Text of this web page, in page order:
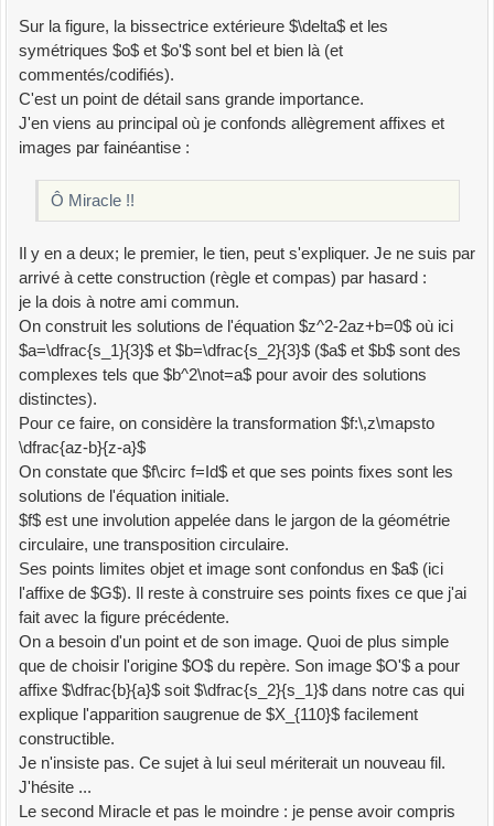
3*s1*s2*s3 + s2^3))
Delta=s2^2*(s1^2-3*s2)*(s2^2-3*s1*s3)
d2=(s1^2-3*s2)*(s2^2-3*s1*s3)
syms d % Delta=(s2*d)^2
% z1=(s1*s2^2-s2*d)/(3*s2^2) donc:
z1=(s1*s2-d)/(3*s2); z2=(s1*s2+d)/(3*s2);
z1B=gB*z1/g; z2B=gB*z2/g;
% On trouve:
Eq2=3*(s1^3*s3-s2^3)*z*zB + s1*(-s1^2*s2+3*s2^2
+ d*s1)*z - s2*(3*s1^2*s3-s1*s2^2 + d*s2)*zB;
% Eq2=0 est l'équation du cercle
%------------------------------------------------------------------
-----
Eq=Factor(resultant(Eq1,Eq2,zB)/(s1^3*s3-s2^3));
Eq=Factor(subs(Eq,d^2,d2))
% Ô Miracle !! 3*z^2 - 2*s1*z + s2 est en facteur
Sur la figure, la bissectrice extérieure $\delta$ et les
symétriques $o$ et $o'$ sont bel et bien là (et
commentés/codifiés).
C'est un point de détail sans grande importance.
J'en viens au principal où je confonds allègrement affixes et
images par fainéantise :
Ô Miracle !!
Il y en a deux; le premier, le tien, peut s'expliquer. Je ne suis par
arrivé à cette construction (règle et compas) par hasard :
je la dois à notre ami commun.
On construit les solutions de l'équation $z^2-2az+b=0$ où ici
$a=\dfrac{s_1}{3}$ et $b=\dfrac{s_2}{3}$ ($a$ et $b$ sont des
complexes tels que $b^2\not=a$ pour avoir des solutions
distinctes).
Pour ce faire, on considère la transformation $f:\,z\mapsto
\dfrac{az-b}{z-a}$
On constate que $f\circ f=Id$ et que ses points fixes sont les
solutions de l'équation initiale.
$f$ est une involution appelée dans le jargon de la géométrie
circulaire, une transposition circulaire.
Ses points limites objet et image sont confondus en $a$ (ici
l'affixe de $G$). Il reste à construire ses points fixes ce que j'ai
fait avec la figure précédente.
On a besoin d'un point et de son image. Quoi de plus simple
que de choisir l'origine $O$ du repère. Son image $O'$ a pour
affixe $\dfrac{b}{a}$ soit $\dfrac{s_2}{s_1}$ dans notre cas qui
explique l'apparition saugrenue de $X_{110}$ facilement
constructible.
Je n'insiste pas. Ce sujet à lui seul mériterait un nouveau fil.
J'hésite ...
Le second Miracle et pas le moindre : je pense avoir compris